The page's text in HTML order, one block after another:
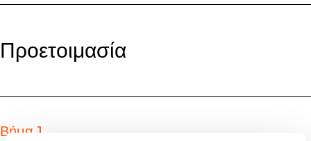
Προετοιμασία
Βήμα 1